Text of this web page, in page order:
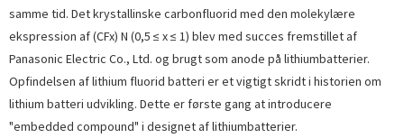
samme tid. Det krystallinske carbonfluorid med den molekylære
ekspression af (CFx) N (0,5 ≤ x ≤ 1) blev med succes fremstillet af
Panasonic Electric Co., Ltd. og brugt som anode på lithiumbatterier.
Opfindelsen af ​​lithium fluorid batteri er et vigtigt skridt i historien om
lithium batteri udvikling. Dette er første gang at introducere
"embedded compound" i designet af lithiumbatterier.